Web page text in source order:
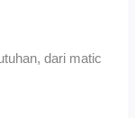
dari matic